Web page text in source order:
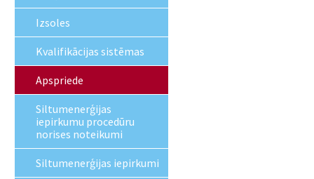
Izsoles
Kvalifikācijas sistēmas
Apspriede
Siltumenerģijas
iepirkumu procedūru
norises noteikumi
Siltumenerģijas iepirkumi